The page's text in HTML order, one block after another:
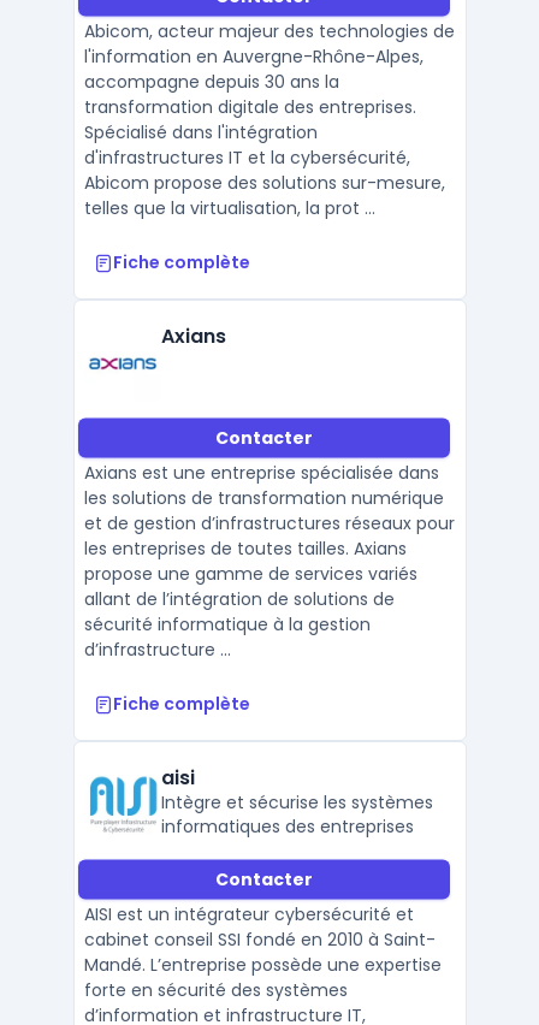
Abicom, acteur majeur des technologies de
l'information en Auvergne-Rhône-Alpes,
accompagne depuis 30 ans la
transformation digitale des entreprises.
Spécialisé dans l'intégration
d'infrastructures IT et la cybersécurité,
Abicom propose des solutions sur-mesure,
telles que la virtualisation, la prot ...
Fiche complète
Axians
Contacter
Axians est une entreprise spécialisée dans
les solutions de transformation numérique
et de gestion d’infrastructures réseaux pour
les entreprises de toutes tailles. Axians
propose une gamme de services variés
allant de l’intégration de solutions de
sécurité informatique à la gestion
d’infrastructure ...
Fiche complète
aisi
Intègre et sécurise les systèmes
informatiques des entreprises
Contacter
AISI est un intégrateur cybersécurité et
cabinet conseil SSI fondé en 2010 à Saint-
Mandé. L’entreprise possède une expertise
forte en sécurité des systèmes
d’information et infrastructure IT,